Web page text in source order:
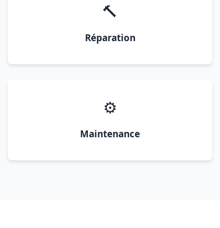
🔨
Réparation
⚙️
Maintenance